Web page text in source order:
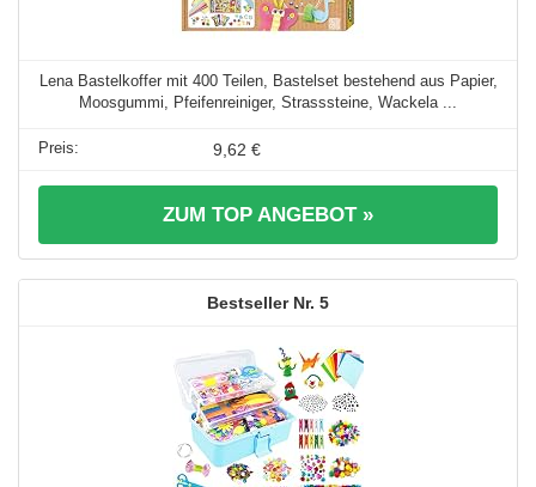
Lena Bastelkoffer mit 400 Teilen, Bastelset bestehend aus Papier,
Moosgummi, Pfeifenreiniger, Strasssteine, Wackela ...
9,62 €
ZUM TOP ANGEBOT »
5